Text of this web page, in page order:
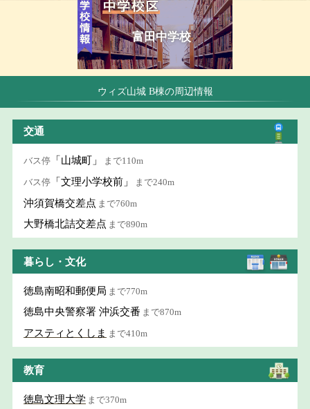
富田中学校
ウィズ山城 B棟の周辺情報
交通
バス停 「山城町」 まで110m
バス停 「文理小学校前」 まで240m
沖須賀橋交差点 まで760m
大野橋北詰交差点 まで890m
暮らし・文化
徳島南昭和郵便局 まで770m
徳島中央警察署 沖浜交番 まで870m
アスティとくしま まで410m
教育
徳島文理大学 まで370m